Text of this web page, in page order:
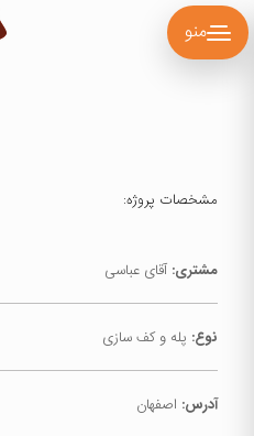
منو
مشخصات پروژه:
مشتری: آقای عباسی
نوع: پله و کف سازی
آدرس: اصفهان